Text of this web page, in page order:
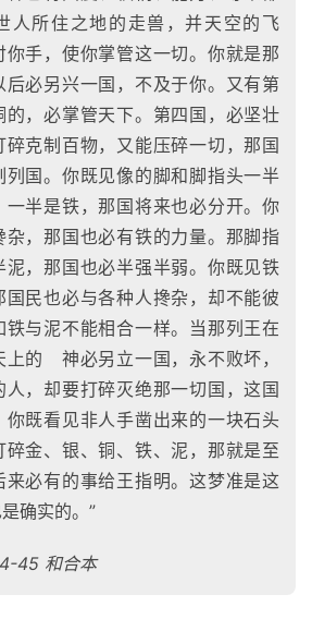
人所住之地的走兽，并天空的飞
你手，使你掌管这一切。你就是那
后必另兴一国，不及于你。又有第
的，必掌管天下。第四国，必坚壮
碎克制百物，又能压碎一切，那国
列国。你既见像的脚和脚指头一半
一半是铁，那国将来也必分开。你
杂，那国也必有铁的力量。那脚指
泥，那国也必半强半弱。你既见铁
国民也必与各种人搀杂，却不能彼
铁与泥不能相合一样。当那列王在
上的 神必另立一国，永不败坏，
人，却要打碎灭绝那一切国，这国
你既看见非人手凿出来的一块石头
碎金、银、铜、铁、泥，那就是至
必有的事给王指明。这梦准是这
确实的。”
45 和合本